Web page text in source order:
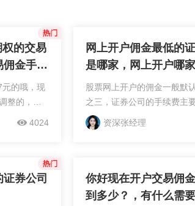
的交易
金手续
的哦，现
整的，办
线上的客
和沟通。
4024
网上开户佣金最低的
是哪家，网上开户哪
司佣金比较低
股票网上开户的佣金一般默
之三，证券公司的手续费主要
其实际运营成本来指定的优惠
您可以在开户前找到线上券
资深张经理
券公司
你好现在开户交易佣
到多少？，有什么需